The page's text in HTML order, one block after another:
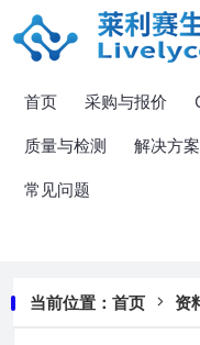
首页 采购与报价
质量与检测 解决方案
常见问题
当前位置： 首页 资